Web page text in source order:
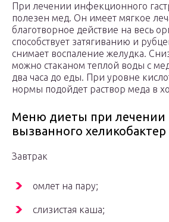
При лечении инфекционного
полезен мед. Он имеет мягкое
благотворное действие на весь
способствует затягиванию и
снимает воспаление желудка.
можно стаканом теплой воды с
два часа до еды. При уровне
нормы подойдет раствор меда в
Меню диеты при лечении
вызванного
Завтрак
омлет на пару;
слизистая каша;